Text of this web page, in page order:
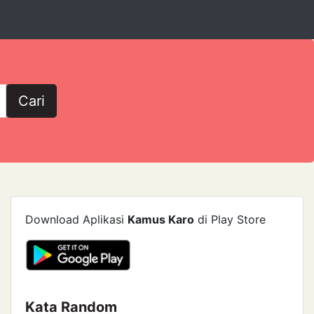
Cari
Download Aplikasi Kamus Karo di Play Store
Kata Random